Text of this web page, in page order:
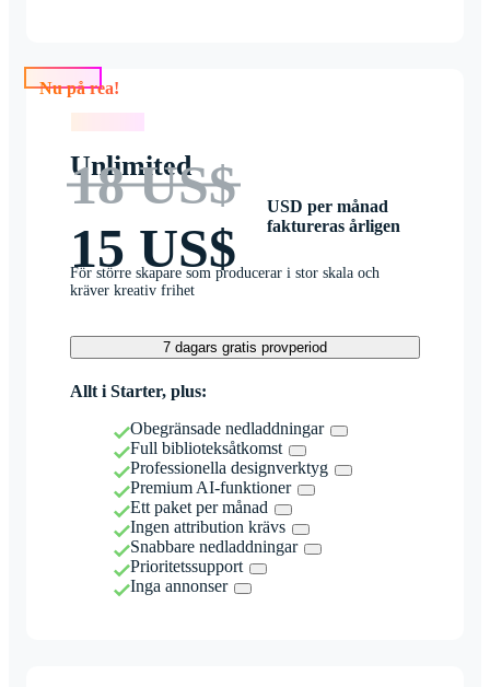
Nu på rea!
Unlimited
18 US$
15 US$
USD per månad
faktureras årligen
För större skapare som producerar i stor skala och
kräver kreativ frihet
7 dagars gratis provperiod
Allt i Starter, plus:
Obegränsade nedladdningar
Full biblioteksåtkomst
Professionella designverktyg
Premium AI-funktioner
Ett paket per månad
Ingen attribution krävs
Snabbare nedladdningar
Prioritetssupport
Inga annonser